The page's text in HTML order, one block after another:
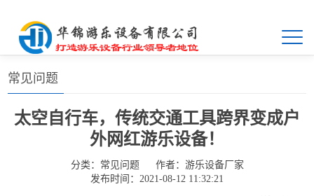
首页>>常见问题
常见问题
太空自行车，传统交通工具跨界变成户
外网红游乐设备！
分类： 常见问题 作者： 游乐设备厂家
发布时间：2021-08-12 11:32:21